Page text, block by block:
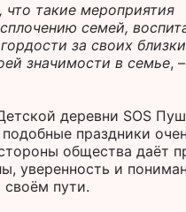
такие мероприятия
семей,
за своих
значимости в семье,
деревни SOS
праздники
общества даёт
уверенность и
пути.